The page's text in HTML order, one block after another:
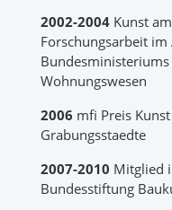
2002-2004 Kunst
Forschungsarbeit
Wohnungswesen
2006 mfi Preis
Grabungsstaedte
2007-2010 Mitglied
Bundesstiftung